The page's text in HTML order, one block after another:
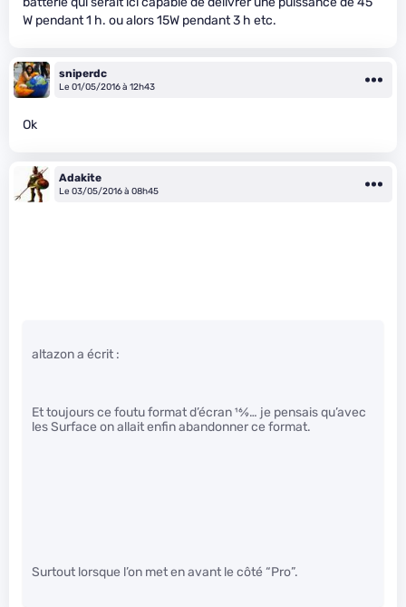
W pendant 1 h. ou alors 15W pendant 3 h etc.
sniperdc
Le 01/05/2016 à 12h43
Ok
Adakite
Le 03/05/2016 à 08h45
altazon a écrit :
Et toujours ce foutu format d’écran16⁄9… je pensais qu’avec
les Surface on allait enfin abandonner ce format.
Surtout lorsque l’on met en avant le côté “Pro”.